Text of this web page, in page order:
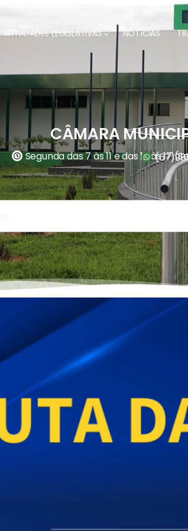
ATIVIDADES LEGISLATIVAS NOTÍCIAS
CÂMARA
Segunda das 7 às 11 e das 13 às 17
(67)